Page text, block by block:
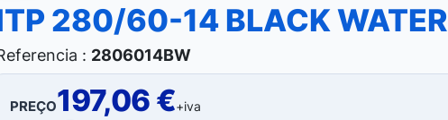
280/60-14 BLACK WATER
: 2806014BW
PREÇO197,06 €+iva